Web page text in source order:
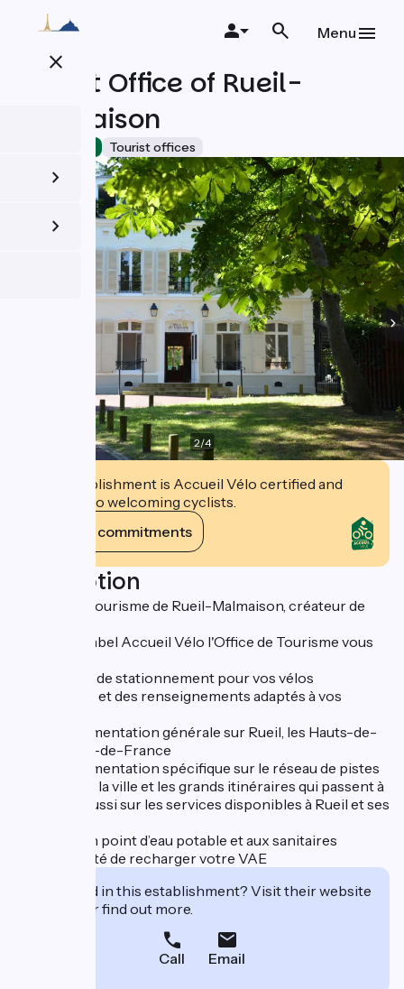
contentclose
Menu
Tourist Office of Rueil-
Malmaison
Tourist offices
2/4
This establishment is Accueil Vélo certified and
commits to welcoming cyclists.
View its commitments
Description
L'Office de Tourisme de Rueil-Malmaison, créateur de
Au titre du label Accueil Vélo l'Office de Tourisme vous
- des places de stationnement pour vos vélos
- de l’accueil et des renseignements adaptés à vos
- de la documentation générale sur Rueil, les Hauts-de-
Seine et l’Ile-de-France
- de la documentation spécifique sur le réseau de pistes
cyclables de la ville et les grands itinéraires qui passent à
Rueil mais aussi sur les services disponibles à Rueil et ses
- l’accès à un point d’eau potable et aux sanitaires
- la possibilité de recharger votre VAE
Interested in this establishment? Visit their website
to book or find out more.
Call Email